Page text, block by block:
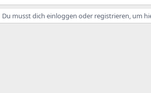
Du musst dich einloggen oder registrieren, um